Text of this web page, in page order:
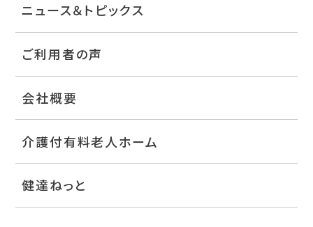
ニュース＆トピックス
ご利用者の声
会社概要
介護付有料老人ホーム
健達ねっと